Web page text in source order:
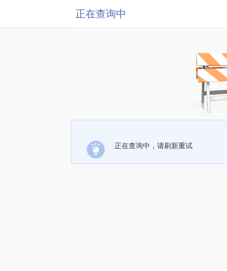
正在查询中
正在查询中，请刷新重试